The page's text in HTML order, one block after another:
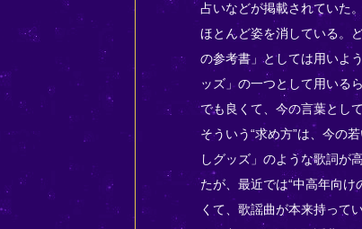
占いなどが掲載されていた
ほとんど姿を消している。
の参考書」としては用いよ
ッズ」の一つとして用いる
でも良くて、今の言葉とし
そういう“求め方”は、今の
しグッズ」のような歌詞が
たが、最近では“中高年向
くて、歌謡曲が本来持って